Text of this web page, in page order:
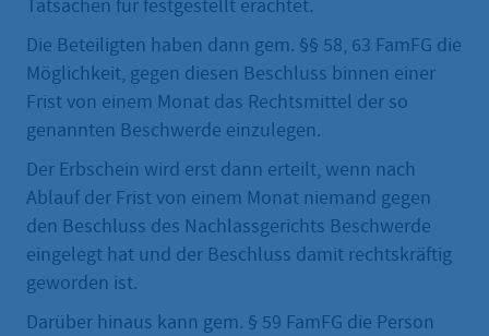
Tatsachen für festgestellt erachtet.
Die Beteiligten haben dann gem. §§ 58, 63 FamFG die
Möglichkeit, gegen diesen Beschluss binnen einer
Frist von einem Monat das Rechtsmittel der so
genannten Beschwerde einzulegen.
Der Erbschein wird erst dann erteilt, wenn nach
Ablauf der Frist von einem Monat niemand gegen
den Beschluss des Nachlassgerichts Beschwerde
eingelegt hat und der Beschluss damit rechtskräftig
geworden ist.
Darüber hinaus kann gem. § 59 FamFG die Person